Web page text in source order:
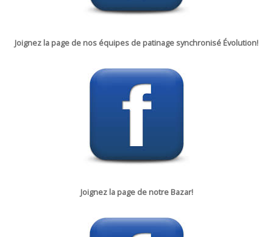
Joignez la page de nos équipes de patinage synchronisé Évolution!
Joignez la page de notre Bazar!